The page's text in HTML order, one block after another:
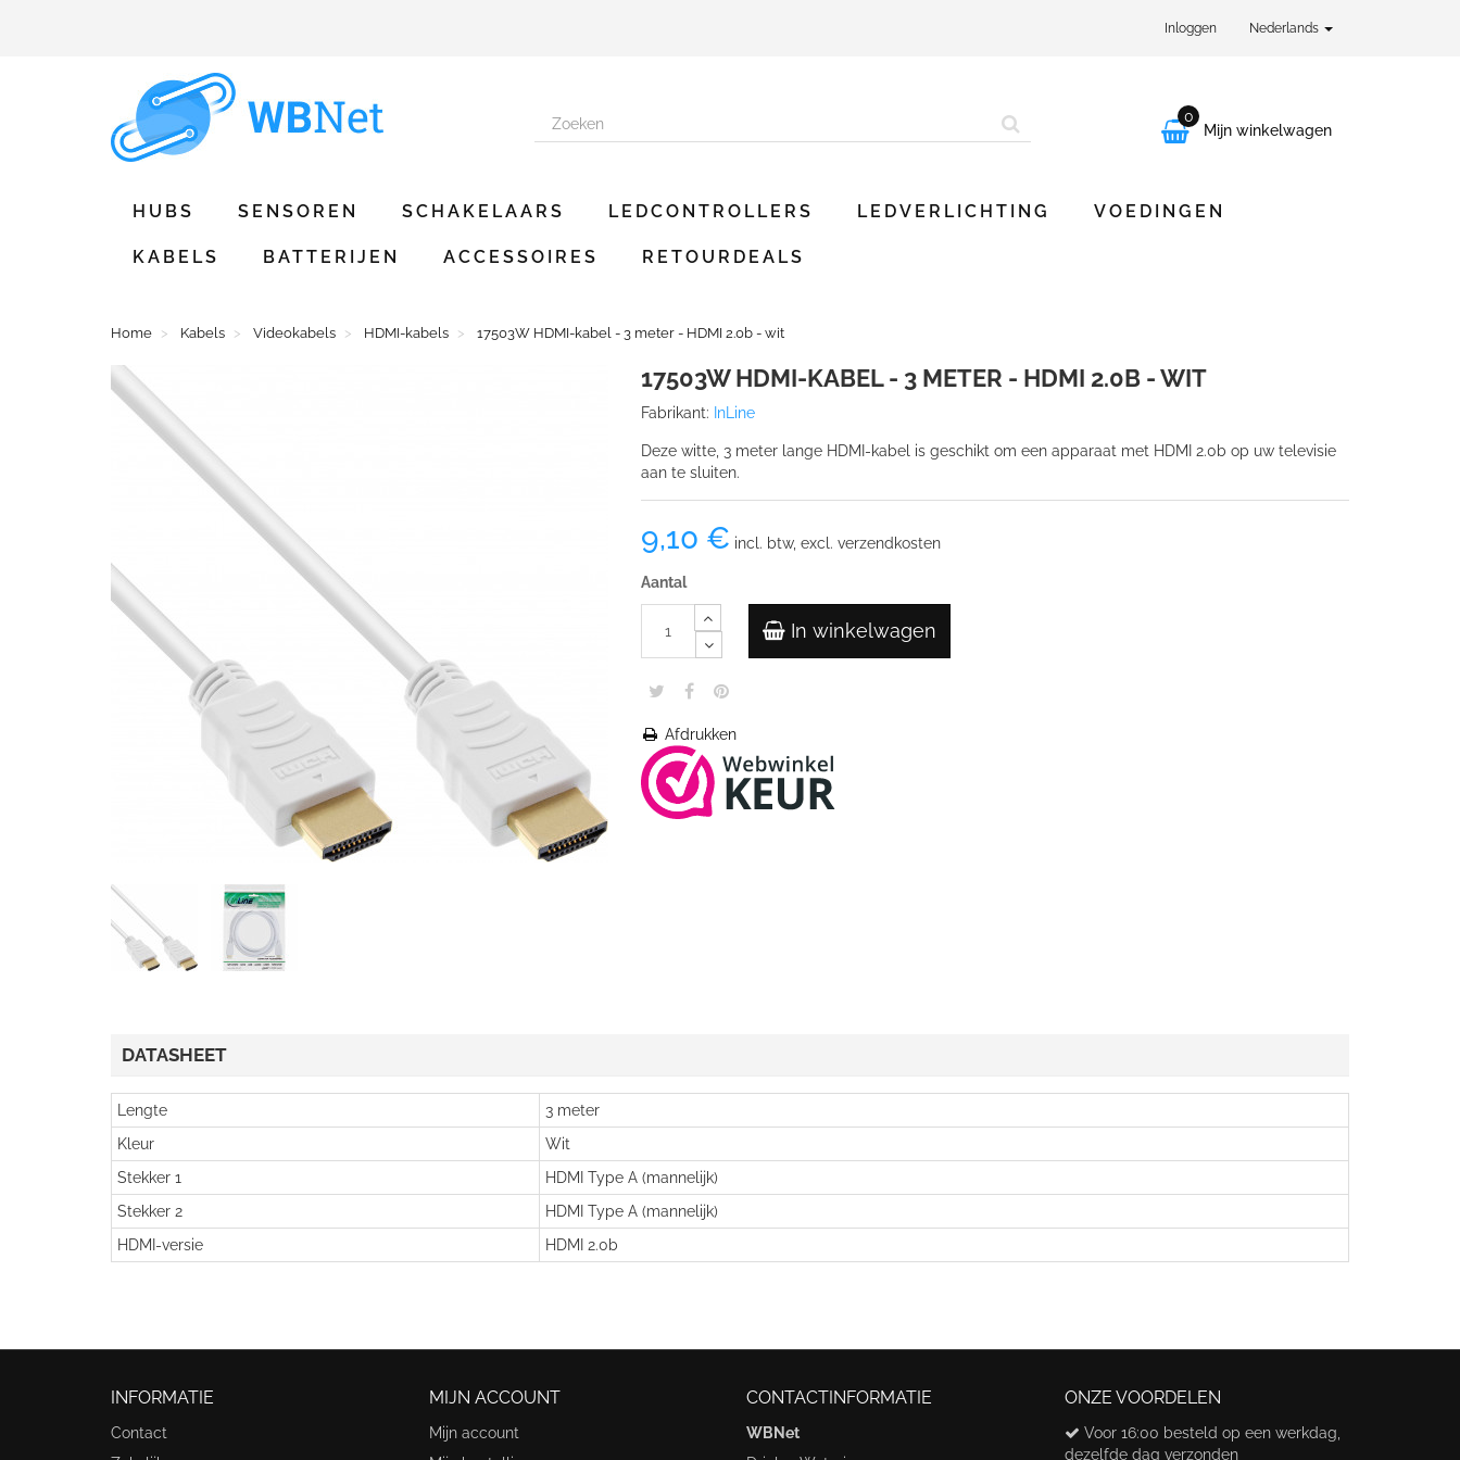
Inloggen Nederlands

0
Mijn winkelwagen
HUBS SENSOREN SCHAKELAARS LEDCONTROLLERS LEDVERLICHTING VOEDINGEN
KABELS BATTERIJEN ACCESSOIRES RETOURDEALS
Home Kabels Videokabels HDMI-kabels 17503W HDMI-kabel - 3 meter - HDMI 2.0b - wit
17503W HDMI-KABEL - 3 METER - HDMI 2.0B - WIT
Fabrikant: InLine
Deze witte, 3 meter lange HDMI-kabel is geschikt om een apparaat met HDMI 2.0b op uw televisie
aan te sluiten.
9,10 € incl. btw, excl. verzendkosten
Aantal
In winkelwagen
Afdrukken
DATASHEET
Lengte
3 meter
Kleur
Wit
Stekker 1
HDMI Type A (mannelijk)
Stekker 2
HDMI Type A (mannelijk)
HDMI-versie
HDMI 2.0b
INFORMATIE
Contact
MIJN ACCOUNT
Mijn account
CONTACTINFORMATIE
WBNet
ONZE VOORDELEN
Voor 16:00 besteld op een werkdag,
dezelfde dag verzonden